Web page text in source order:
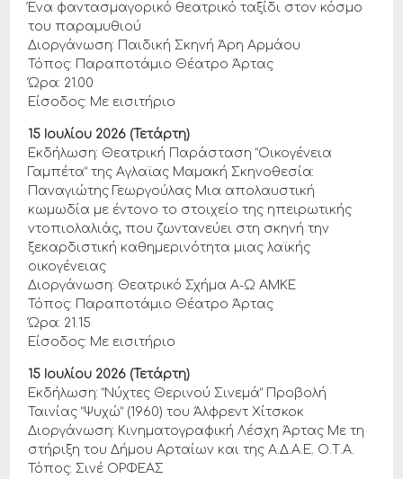
Ένα φαντασμαγορικό θεατρικό ταξίδι στον κόσμο
του παραμυθιού
Διοργάνωση: Παιδική Σκηνή Άρη Αρμάου
Τόπος: Παραποτάμιο Θέατρο Άρτας
Ώρα: 21.00
Είσοδος: Με εισιτήριο
15 Ιουλίου 2026 (Τετάρτη)
Εκδήλωση: Θεατρική Παράσταση “Οικογένεια
Γαμπέτα” της Αγλαϊας Μαμακή Σκηνοθεσία:
Παναγιώτης Γεωργούλας Μια απολαυστική
κωμωδία με έντονο το στοιχείο της ηπειρωτικής
ντοπιολαλιάς, που ζωντανεύει στη σκηνή την
ξεκαρδιστική καθημερινότητα μιας λαϊκής
οικογένειας
Διοργάνωση: Θεατρικό Σχήμα Α-Ω AMKE
Τόπος: Παραποτάμιο Θέατρο Άρτας
Ώρα: 21.15
Είσοδος: Με εισιτήριο
15 Ιουλίου 2026 (Τετάρτη)
Εκδήλωση: “Νύχτες Θερινού Σινεμά” Προβολή
Ταινίας “Ψυχώ” (1960) του Άλφρεντ Χίτσκοκ
Διοργάνωση: Κινηματογραφική Λέσχη Άρτας Με τη
στήριξη του Δήμου Αρταίων και της Α.Δ.Α.Ε. Ο.Τ.Α.
Τόπος: Σινέ ΟΡΦΕΑΣ